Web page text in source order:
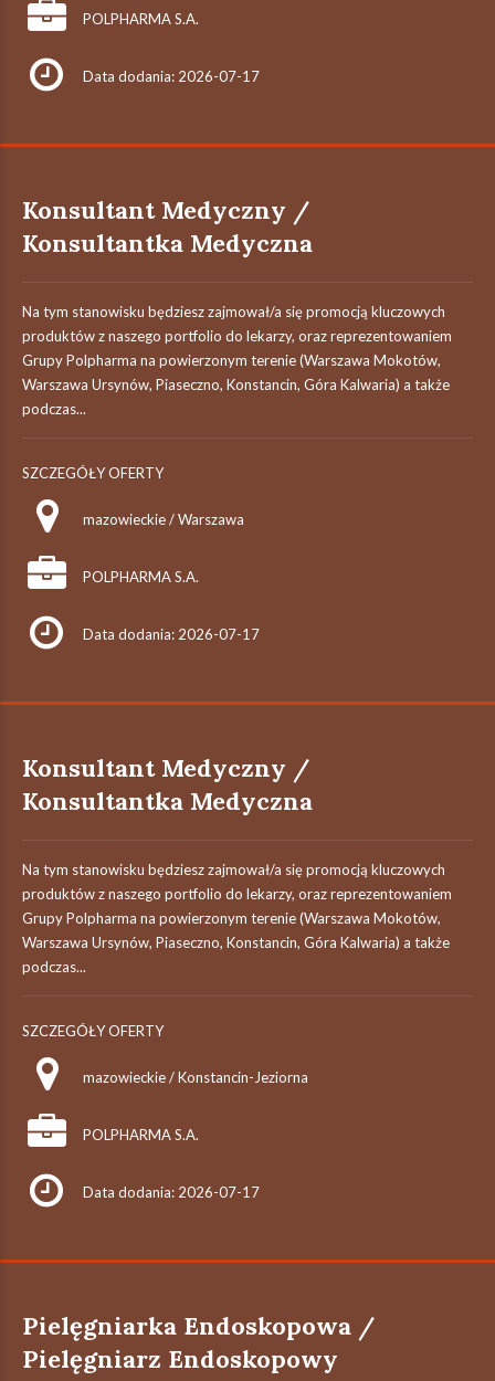
POLPHARMA S.A.
Data dodania: 2026-07-17
Konsultant Medyczny /
Konsultantka Medyczna
Na tym stanowisku będziesz zajmował/a się promocją kluczowych
produktów z naszego portfolio do lekarzy, oraz reprezentowaniem
Grupy Polpharma na powierzonym terenie (Warszawa Mokotów,
Warszawa Ursynów, Piaseczno, Konstancin, Góra Kalwaria) a także
podczas...
SZCZEGÓŁY OFERTY
mazowieckie / Warszawa
POLPHARMA S.A.
Data dodania: 2026-07-17
Konsultant Medyczny /
Konsultantka Medyczna
Na tym stanowisku będziesz zajmował/a się promocją kluczowych
produktów z naszego portfolio do lekarzy, oraz reprezentowaniem
Grupy Polpharma na powierzonym terenie (Warszawa Mokotów,
Warszawa Ursynów, Piaseczno, Konstancin, Góra Kalwaria) a także
podczas...
SZCZEGÓŁY OFERTY
mazowieckie / Konstancin-Jeziorna
POLPHARMA S.A.
Data dodania: 2026-07-17
Pielęgniarka Endoskopowa /
Pielęgniarz Endoskopowy